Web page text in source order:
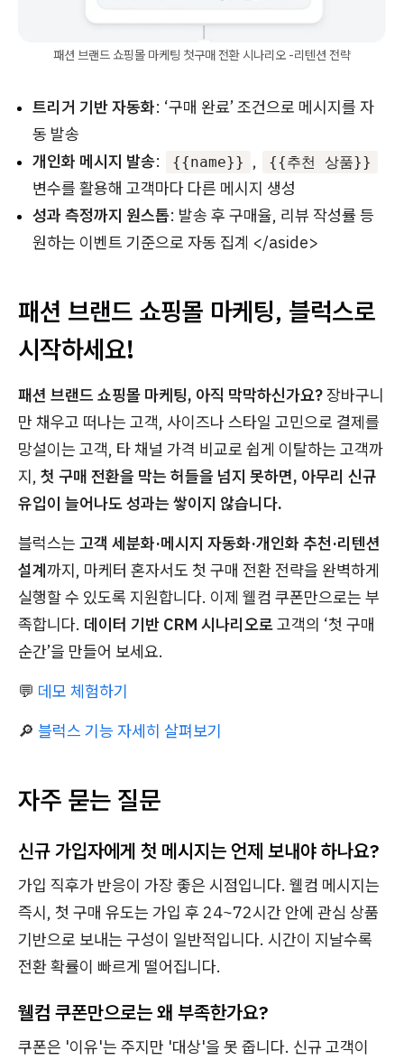
패션 브랜드 쇼핑몰 마케팅 첫구매 전환 시나리오 -리텐션 전략
트리거 기반 자동화: ‘구매 완료’ 조건으로 메시지를 자
동 발송
개인화 메시지 발송: {{name}} , {{추천 상품}}
변수를 활용해 고객마다 다른 메시지 생성
성과 측정까지 원스톱: 발송 후 구매율, 리뷰 작성률 등
원하는 이벤트 기준으로 자동 집계 </aside>
패션 브랜드 쇼핑몰 마케팅, 블럭스로
시작하세요!
패션 브랜드 쇼핑몰 마케팅, 아직 막막하신가요? 장바구니
만 채우고 떠나는 고객, 사이즈나 스타일 고민으로 결제를
망설이는 고객, 타 채널 가격 비교로 쉽게 이탈하는 고객까
지, 첫 구매 전환을 막는 허들을 넘지 못하면, 아무리 신규
유입이 늘어나도 성과는 쌓이지 않습니다.
블럭스는 고객 세분화·메시지 자동화·개인화 추천·리텐션
설계까지, 마케터 혼자서도 첫 구매 전환 전략을 완벽하게
실행할 수 있도록 지원합니다. 이제 웰컴 쿠폰만으로는 부
족합니다. 데이터 기반 CRM 시나리오로고객의 ‘첫 구매
순간’을 만들어 보세요.
💬 데모 체험하기
🔎 블럭스 기능 자세히 살펴보기
자주 묻는 질문
신규 가입자에게 첫 메시지는 언제 보내야 하나요?
가입 직후가 반응이 가장 좋은 시점입니다. 웰컴 메시지는
즉시, 첫 구매 유도는 가입 후 24~72시간 안에 관심 상품
기반으로 보내는 구성이 일반적입니다. 시간이 지날수록
전환 확률이 빠르게 떨어집니다.
웰컴 쿠폰만으로는 왜 부족한가요?
쿠폰은 '이유'는 주지만 '대상'을 못 줍니다. 신규 고객이